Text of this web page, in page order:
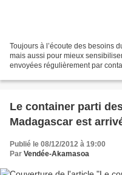
Toujours à l’écoute des besoins
mais aussi pour mieux
envoyées régulièrement par
Le container parti
Madagascar est
Publié le 08/12/2012 à 19:00
Par Vendée-Akamasoa